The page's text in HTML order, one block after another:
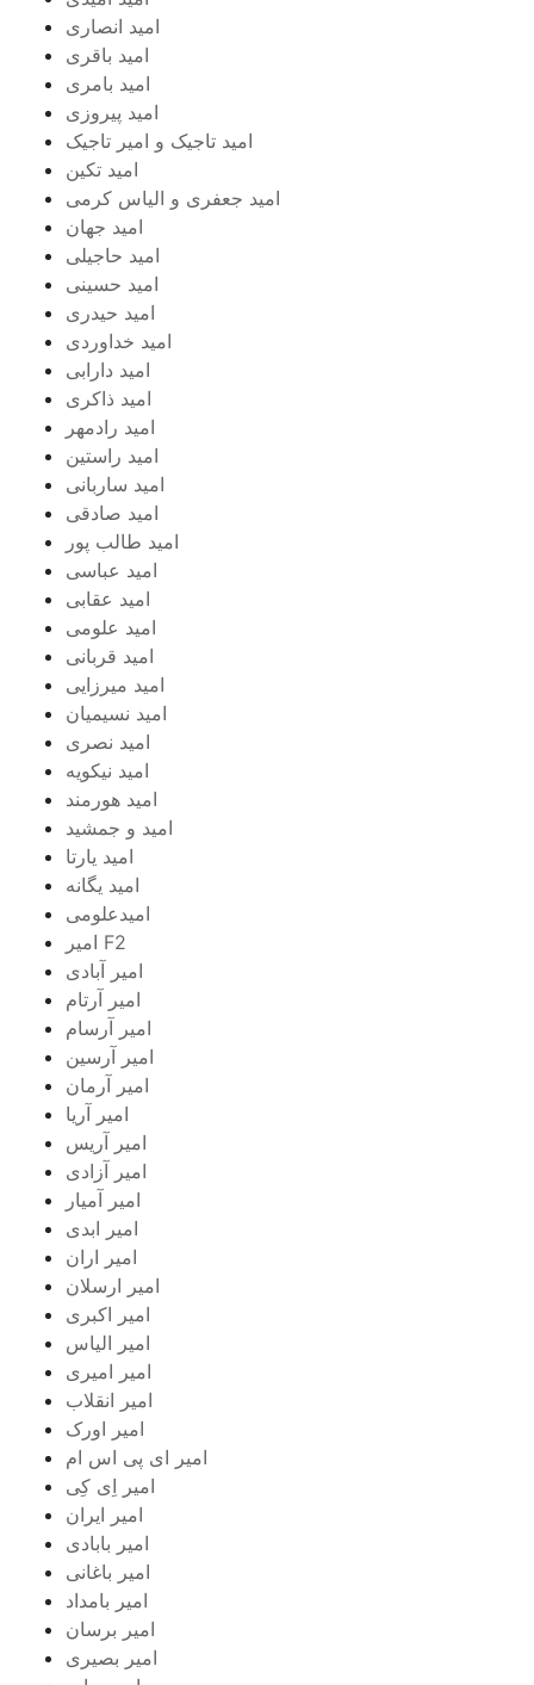
امید انصاری
امید باقری
امید بامری
امید پیروزی
امید تاجیک و امیر تاجیک
امید تکین
امید جعفری و الیاس کرمی
امید جهان
امید حاجیلی
امید حسینی
امید حیدری
امید خداوردی
امید دارابی
امید ذاکری
امید رادمهر
امید راستین
امید ساربانی
امید صادقی
امید طالب پور
امید عباسی
امید عقابی
امید علومی
امید قربانی
امید میرزایی
امید نسیمیان
امید نصری
امید نیکویه
امید هورمند
امید و جمشید
امید یارتا
امید یگانه
امیدعلومی
امیر F2
امیر آبادی
امیر آرتام
امیر آرسام
امیر آرسین
امیر آرمان
امیر آریا
امیر آریس
امیر آزادی
امیر آمیار
امیر ابدی
امیر اران
امیر ارسلان
امیر اکبری
امیر الیاس
امیر امیری
امیر انقلاب
امیر اورک
امیر ای پی اس ام
امیر اِی کِی
امیر ایران
امیر بابادی
امیر باغانی
امیر بامداد
امیر برسان
امیر بصیری